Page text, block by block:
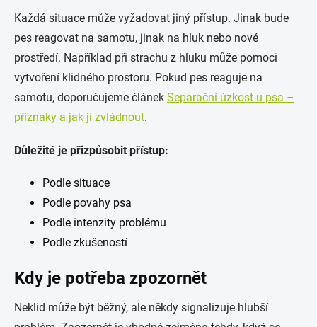
Každá situace může vyžadovat jiný přístup. Jinak bude
pes reagovat na samotu, jinak na hluk nebo nové
prostředí. Například při strachu z hluku může pomoci
vytvoření klidného prostoru. Pokud pes reaguje na
samotu, doporučujeme článek Separační úzkost u psa –
příznaky a jak ji zvládnout.
Důležité je přizpůsobit přístup:
Podle situace
Podle povahy psa
Podle intenzity problému
Podle zkušeností
Kdy je potřeba zpozornět
Neklid může být běžný, ale někdy signalizuje hlubší